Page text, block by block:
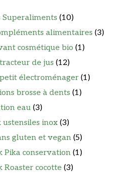
Superaliments (10)
alimentaires (3)
cosmétique bio (1)
de jus (12)
électroménager (1)
brosse à dents (1)
eau (3)
ustensiles inox (3)
gluten et vegan (5)
Pika conservation (1)
Roaster cocotte (3)